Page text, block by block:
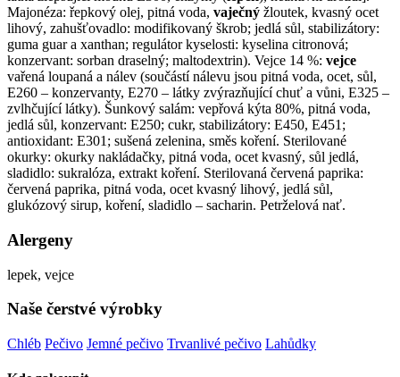
Majonéza: řepkový olej, pitná voda, vaječný žloutek, kvasný ocet
lihový, zahušťovadlo: modifikovaný škrob; jedlá sůl, stabilizátory:
guma guar a xanthan; regulátor kyselosti: kyselina citronová;
konzervant: sorban draselný; maltodextrin). Vejce 14 %: vejce
vařená loupaná a nálev (součástí nálevu jsou pitná voda, ocet, sůl,
E260 – konzervanty, E270 – látky zvýrazňující chuť a vůni, E325 –
zvlhčující látky). Šunkový salám: vepřová kýta 80%, pitná voda,
jedlá sůl, konzervant: E250; cukr, stabilizátory: E450, E451;
antioxidant: E301; sušená zelenina, směs koření. Sterilované
okurky: okurky nakládačky, pitná voda, ocet kvasný, sůl jedlá,
sladidlo: sukralóza, extrakt koření. Sterilovaná červená paprika:
červená paprika, pitná voda, ocet kvasný lihový, jedlá sůl,
glukózový sirup, koření, sladidlo – sacharin. Petrželová nať.
Alergeny
lepek, vejce
Naše čerstvé výrobky
Chléb Pečivo Jemné pečivo Trvanlivé pečivo Lahůdky